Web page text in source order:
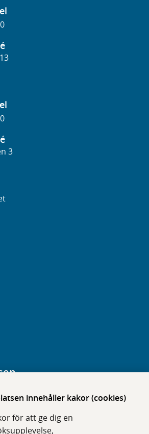
innehåller kakor (cookies)
för att ge dig en
3